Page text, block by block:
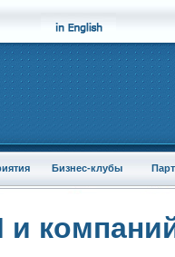
Бизнес-клубы